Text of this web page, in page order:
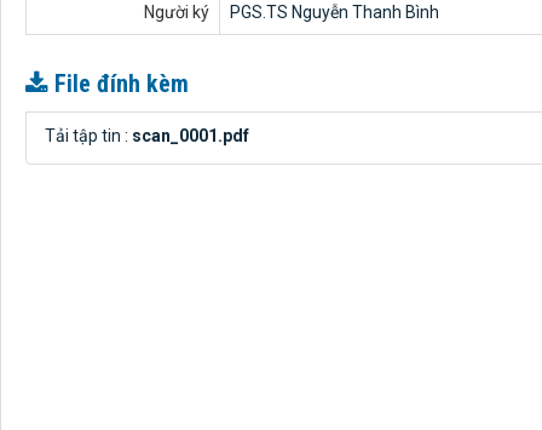
Người ký PGS.TS Nguyễn Thanh Bình
File đính kèm
Tải tập tin : scan_0001.pdf